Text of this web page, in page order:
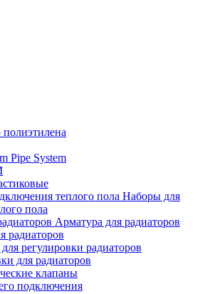
Pipe System
Наборы для
пола
Арматура для радиаторов
радиаторов
регулировки радиаторов
для радиаторов
клапаны
подключения